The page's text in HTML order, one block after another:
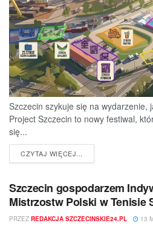
Szczecin szykuje się na wydarzenie,
Project Szczecin to nowy festiwal,
się...
CZYTAJ WIĘCEJ...
Szczecin gospodarzem
Mistrzostw Polski w Tenisie
PRZEZ REDAKCJA SZCZECINSKIE24.PL 13